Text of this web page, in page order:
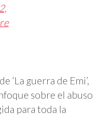
‘La guerra de Emi’,
sobre el abuso
para toda la